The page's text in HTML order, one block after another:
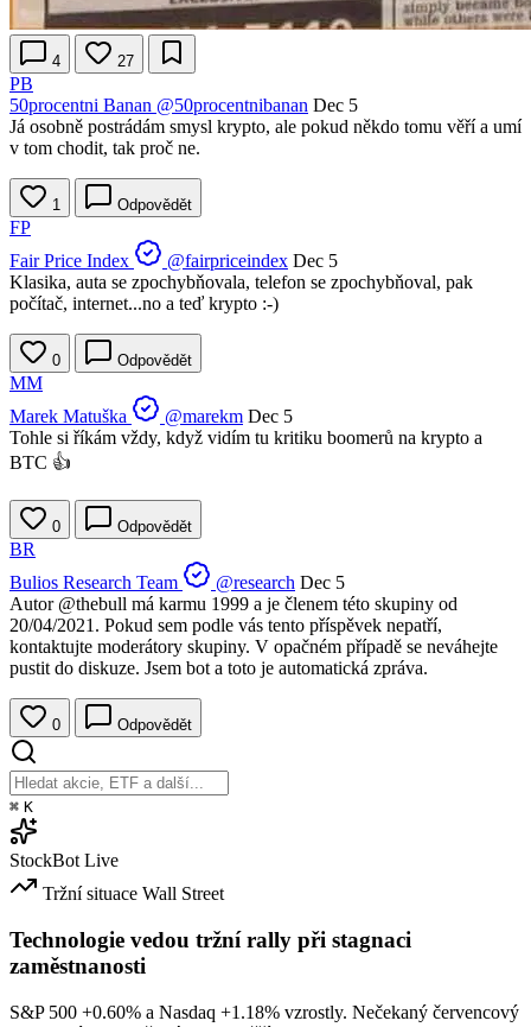
4 27
PB
50procentni Banan @50procentnibanan Dec 5
Já osobně postrádám smysl krypto, ale pokud někdo tomu věří a umí
v tom chodit, tak proč ne.
1 Odpovědět
FP
Fair Price Index
@fairpriceindex Dec 5
Klasika, auta se zpochybňovala, telefon se zpochybňoval, pak
počítač, internet...no a teď krypto :-)
0 Odpovědět
MM
Marek Matuška
@marekm Dec 5
Tohle si říkám vždy, když vidím tu kritiku boomerů na krypto a
BTC 👍
0 Odpovědět
BR
Bulios Research Team
@research Dec 5
Autor @thebull má karmu 1999 a je členem této skupiny od
20/04/2021. Pokud sem podle vás tento příspěvek nepatří,
kontaktujte moderátory skupiny. V opačném případě se neváhejte
pustit do diskuze. Jsem bot a toto je automatická zpráva.
0 Odpovědět
⌘ K
StockBot Live
Tržní situace Wall Street
Technologie vedou tržní rally při stagnaci
zaměstnanosti
S&P 500 +0.60% a Nasdaq +1.18% vzrostly. Nečekaný červencový